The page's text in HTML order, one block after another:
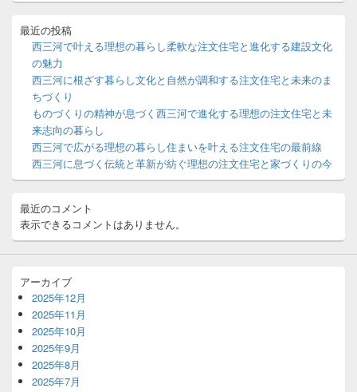
バ最近の投稿
西三河で叶える理想の暮らし柔軟な注文住宅と進化する建設文化
の魅力
西三河に根ざす暮らし文化と自然が調和する注文住宅と未来のま
ちづくり
ものづくりの精神が息づく西三河で進化する理想の注文住宅と未
来志向の暮らし
西三河で広がる理想の暮らし住まいを叶える注文住宅の最前線
西三河に息づく伝統と革新が紡ぐ理想の注文住宅と家づくりの今
最近のコメント
表示できるコメントはありません。
アーカイブ
2025年12月
2025年11月
2025年10月
2025年9月
2025年8月
2025年7月